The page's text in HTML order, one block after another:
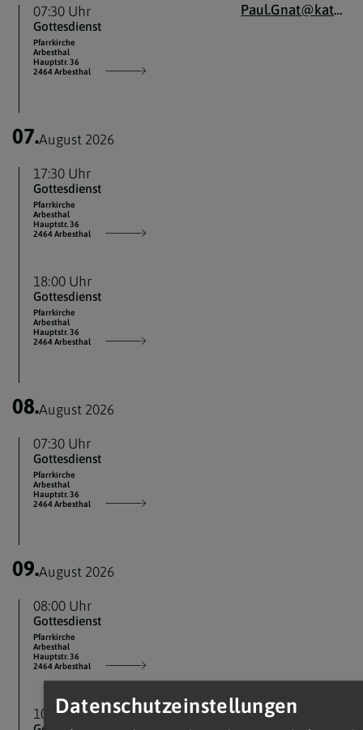
07:30 Uhr
Gottesdienst
Pfarrkirche
Arbesthal
Hauptstr. 36
2464 Arbesthal
07.August 2026
17:30 Uhr
Gottesdienst
Pfarrkirche
Arbesthal
Hauptstr. 36
2464 Arbesthal
18:00 Uhr
Gottesdienst
Pfarrkirche
Arbesthal
Hauptstr. 36
2464 Arbesthal
08.August 2026
07:30 Uhr
Gottesdienst
Pfarrkirche
Arbesthal
Hauptstr. 36
2464 Arbesthal
09.August 2026
08:00 Uhr
Gottesdienst
Pfarrkirche
Arbesthal
Hauptstr. 36
2464 Arbesthal
10:00 Uhr
Paul.Gnat@katholischekirche.at
Datenschutzeinstellungen